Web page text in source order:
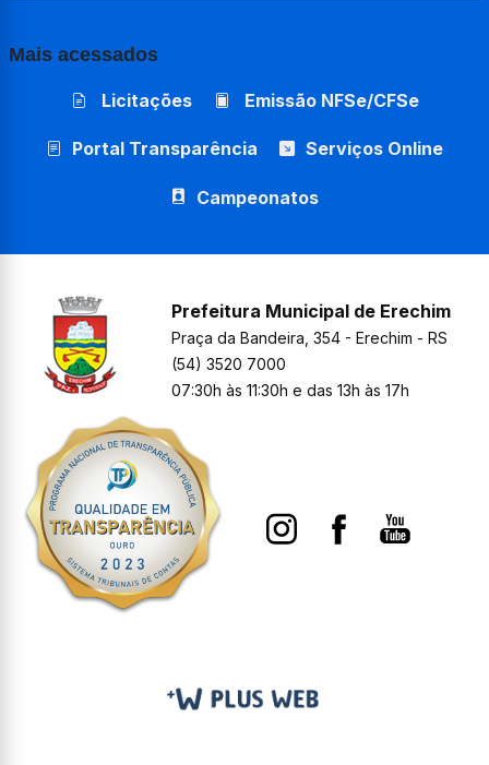
Mais acessados
Licitações Emissão NFSe/CFSe
Portal Transparência Serviços Online
Campeonatos
Prefeitura Municipal de Erechim
Praça da Bandeira, 354 - Erechim - RS
(54) 3520 7000
07:30h às 11:30h e das 13h às 17h